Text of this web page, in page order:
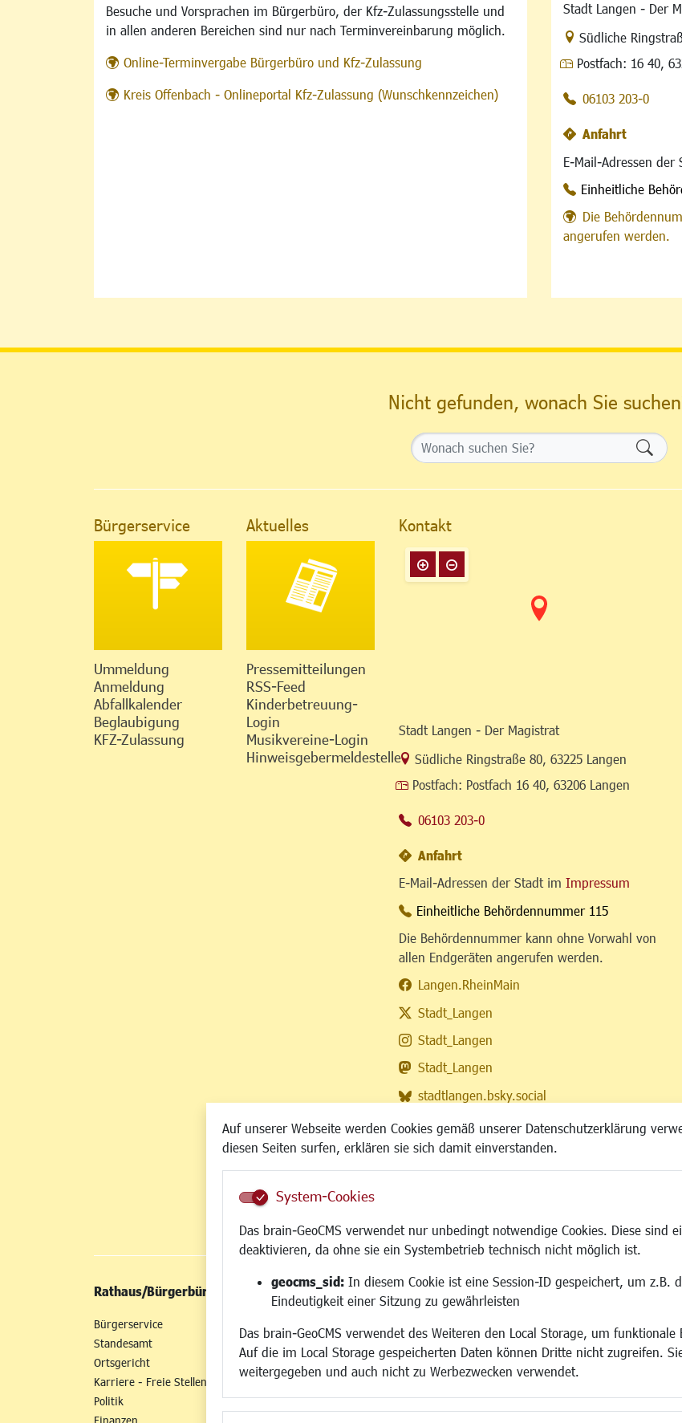
Auf unserer Webseite werden Cookies gemäß unserer Datenschutzerklärung
diesen Seiten surfen, erklären sie sich damit einverstanden.
System-Cookies
Das brain-GeoCMS verwendet nur unbedingt notwendige Cookies. Diese sind
deaktivieren, da ohne sie ein Systembetrieb technisch nicht möglich ist.
geocms_sid: In diesem Cookie ist eine Session-ID gespeichert, um z.B.
Eindeutigkeit einer Sitzung zu gewährleisten
Das brain-GeoCMS verwendet des Weiteren den Local Storage, um
Auf die im Local Storage gespeicherten Daten können Dritte nicht zugreifen.
weitergegeben und auch nicht zu Werbezwecken verwendet.
Besuche und Vorsprachen im Bürgerbüro, der Kfz-Zulassungsstelle und
in allen anderen Bereichen sind nur nach Terminvereinbarung möglich.
Online-Terminvergabe Bürgerbüro und Kfz-Zulassung
Kreis Offenbach - Onlineportal Kfz-Zulassung (Wunschkennzeichen)
Stadt Langen - Der
Link zur Google-
Südliche
Postfach: 16 40,
06103 203-0
Anfahrt
E-Mail-Adressen der
Einheitliche
Die
angerufen werden.
Nicht gefunden, wonach Sie
Bürgerservice
Ummeldung
Anmeldung
Abfallkalender
Beglaubigung
KFZ-Zulassung
Aktuelles
Pressemitteilungen
RSS-Feed
Kinderbetreuung-
Login
Musikvereine-Login
Hinweisgebermeldestelle
Kontakt
Stadt Langen - Der Magistrat
Link zur Google-Maps Navigation
Südliche Ringstraße 80 63225 Langen
Postfach: Postfach 16 40, 63206 Langen
06103 203-0
Anfahrt
E-Mail-Adressen der Stadt im Impressum
Einheitliche Behördennummer 115
Die Behördennummer kann ohne Vorwahl von
allen Endgeräten angerufen werden.
Langen.RheinMain
Stadt_Langen
Stadt_Langen
Stadt_Langen
stadtlangen.bsky.social
RSS-Feed
Rathaus/Bürgerbüro
Bürgerservice
Standesamt
Ortsgericht
Karriere - Freie Stellen
Politik
Finanzen
Wirtschaft/Stadtentwicklung
Gewerbeflächen und Immobilien
Handel und Gastronomie
Familie/Soziales
Senioren/Haltestelle
Aktuelle